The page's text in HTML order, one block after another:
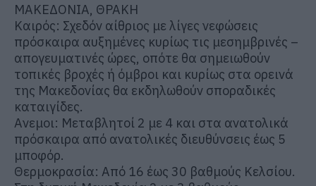
ΜΑΚΕΔΟΝΙΑ, ΘΡΑΚΗ
Καιρός: Σχεδόν αίθριος με λίγες νεφώσεις
πρόσκαιρα αυξημένες κυρίως τις μεσημβρινές –
απογευματινές ώρες, οπότε θα σημειωθούν
τοπικές βροχές ή όμβροι και κυρίως στα ορεινά
της Μακεδονίας θα εκδηλωθούν σποραδικές
καταιγίδες.
Ανεμοι: Μεταβλητοί 2 με 4 και στα ανατολικά
πρόσκαιρα από ανατολικές διευθύνσεις έως 5
μποφόρ.
Θερμοκρασία: Από 16 έως 30 βαθμούς Κελσίου.